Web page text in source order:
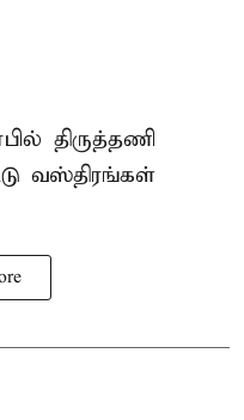
திருத்தணி
வஸ்திரங்கள்